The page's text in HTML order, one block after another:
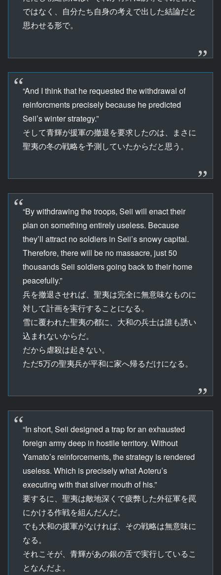
ではなく、自分たち自身の考えで出した結論だと
思わせる形で。
“And I think that he requested the withdrawal of
reinforcments precisely because he predicted
Seii’s winter strategy.”
そして青輝が援軍の撤退を要求したのは、まさに
聖夷の冬の戦略を予測していたからだと思う。
“By withdrawing the troops, Seii will enact their
plan on something entirely useless. Because
they’ll attract no soldiers in Seii’s snowy capital.
Therefore, there will be no massacre, just 50
thousands Seii soldiers going back to their home
peacefully.”
兵を撤退させれば、聖夷は完全に無意味なものに
対して計画を実行することになる。
雪に覆われた聖夷の都に、大和の兵士は誰も誘い
込まれないからだ。
だから虐殺は起きない。
ただ5万の聖夷兵が平和に家へ帰るだけになる。
“In short, Seii designed a trap for an exhausted
foreign army deep in hostile territory. Without
Yamato’s reinforcements, the strategy is rendered
useless. Which is precisely what Aoteru’s
executing with that silver mouth of his.”
要するに、聖夷は敵地深くで疲弊した外征軍を罠
にかける作戦を組んだんだ。
でも大和の援軍がなければ、その戦略は無意味に
なる。
それこそが、青輝があの銀の舌で実行しているこ
となんだよ。